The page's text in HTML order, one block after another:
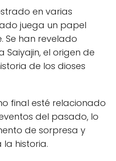
en varias
juega un papel
Se han revelado
Saiyajin, el origen de
de los dioses
final esté relacionado
del pasado, lo
de sorpresa y
la historia.